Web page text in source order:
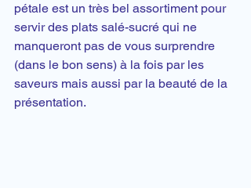
pétale est un très bel assortiment pour
servir des plats salé-sucré qui ne
manqueront pas de vous surprendre
(dans le bon sens) à la fois par les
saveurs mais aussi par la beauté de la
présentation.